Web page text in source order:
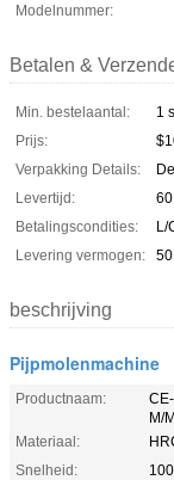
Modelnummer:
Betalen &
Min. bestelaantal:
1
Prijs:
Verpakking Details:
Levertijd:
Betalingscondities:
L/
Levering vermogen:
beschrijving
Pijpmolenmachine
Productnaam:
M/
Materiaal:
Snelheid: